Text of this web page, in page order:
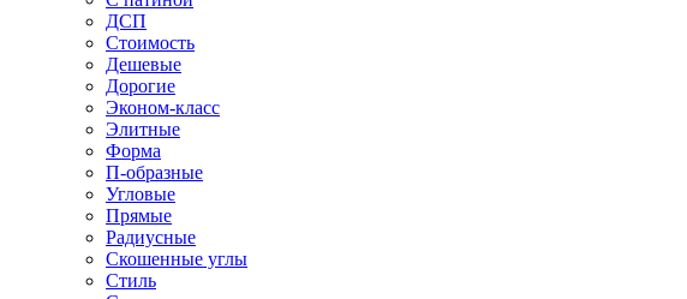
ДСП
Стоимость
Дешевые
Дорогие
Эконом-класс
Элитные
Форма
П-образные
Угловые
Прямые
Радиусные
Скошенные углы
Стиль